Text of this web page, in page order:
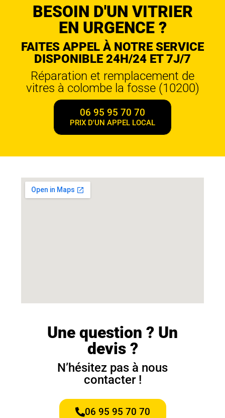
BESOIN D'UN VITRIER
EN URGENCE ?
FAITES APPEL À NOTRE SERVICE
DISPONIBLE 24H/24 ET 7J/7
Réparation et remplacement de
vitres à colombe la fosse (10200)
06 95 95 70 70
PRIX D'UN APPEL LOCAL
Une question ? Un
devis ?
N’hésitez pas à nous
contacter !
06 95 95 70 70